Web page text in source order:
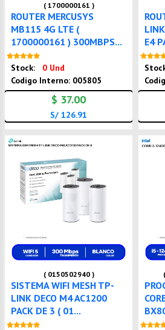
( 1700000161 )
ROUTER MERCUSYS
MB115 4G LTE (
1700000161 ) 300MBPS...
Stock:
0 Und
Codigo Interno: 005805
$ 37.00
S/ 126.91
E4
( 0150502940 )
SISTEMA WIFI MESH TP-
LINK DECO M4 AC1200
PACK DE 3 ( 01...